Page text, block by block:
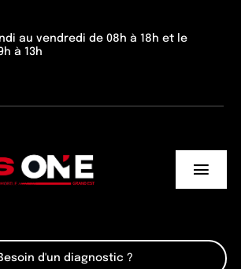
au vendredi de 08h à 18h et le
à 13h
d'un diagnostic ?